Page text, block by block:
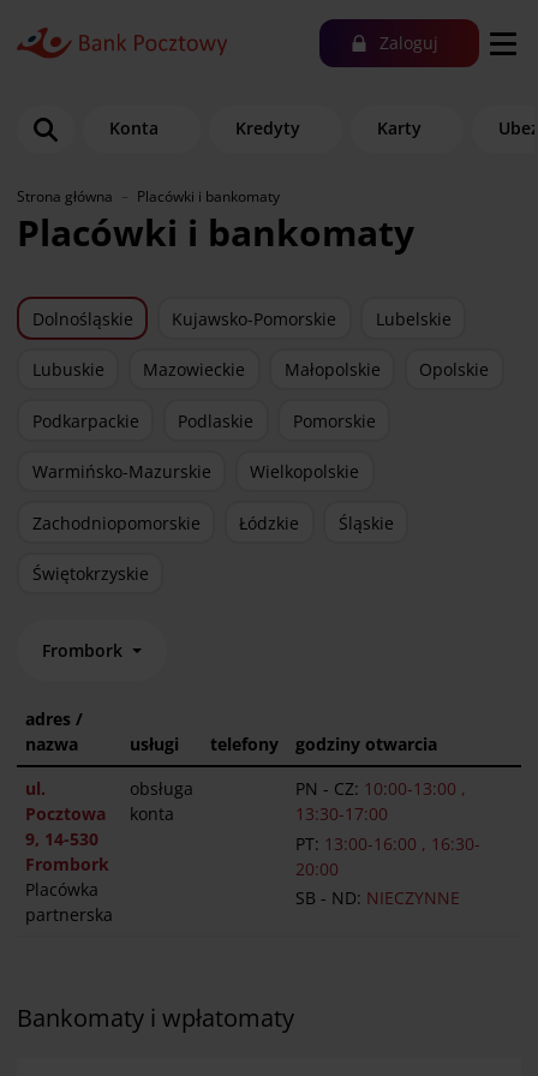
Zaloguj
Konta Kredyty Karty
Strona główna Placówki i bankomaty
Placówki i bankomaty
Dolnośląskie Kujawsko-Pomorskie Lubelskie
Lubuskie Mazowieckie Małopolskie Opolskie
Podkarpackie Podlaskie Pomorskie
Warmińsko-Mazurskie Wielkopolskie
Zachodniopomorskie Łódzkie Śląskie
Świętokrzyskie
Frombork
adres /
nazwa
usługi telefony
godziny otwarcia
ul.
Pocztowa
9, 14-530
Frombork
Placówka
partnerska
obsługa
konta
PN - CZ: 10:00-13:00 ,
13:30-17:00
PT: 13:00-16:00 , 16:30-
20:00
SB - ND: NIECZYNNE
Bankomaty i wpłatomaty